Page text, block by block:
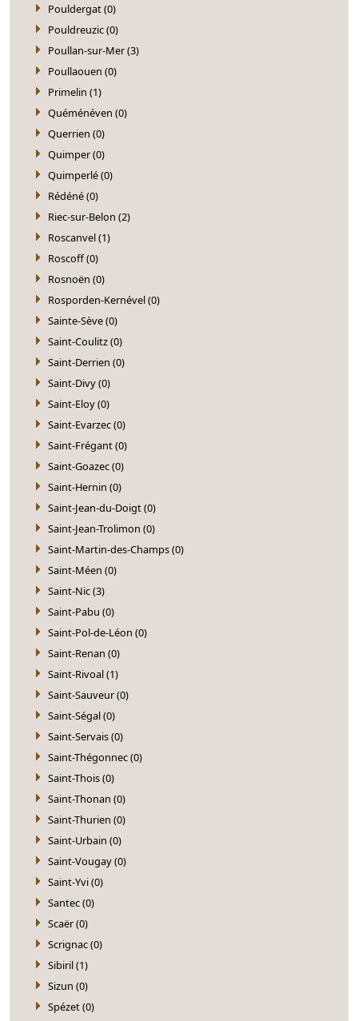
Pouldergat (0)
Pouldreuzic (0)
Poullan-sur-Mer (3)
Poullaouen (0)
Primelin (1)
Quéménéven (0)
Querrien (0)
Quimper (0)
Quimperlé (0)
Rédéné (0)
Riec-sur-Belon (2)
Roscanvel (1)
Roscoff (0)
Rosnoën (0)
Rosporden-Kernével (0)
Sainte-Sève (0)
Saint-Coulitz (0)
Saint-Derrien (0)
Saint-Divy (0)
Saint-Eloy (0)
Saint-Evarzec (0)
Saint-Frégant (0)
Saint-Goazec (0)
Saint-Hernin (0)
Saint-Jean-du-Doigt (0)
Saint-Jean-Trolimon (0)
Saint-Martin-des-Champs (0)
Saint-Méen (0)
Saint-Nic (3)
Saint-Pabu (0)
Saint-Pol-de-Léon (0)
Saint-Renan (0)
Saint-Rivoal (1)
Saint-Sauveur (0)
Saint-Ségal (0)
Saint-Servais (0)
Saint-Thégonnec (0)
Saint-Thois (0)
Saint-Thonan (0)
Saint-Thurien (0)
Saint-Urbain (0)
Saint-Vougay (0)
Saint-Yvi (0)
Santec (0)
Scaër (0)
Scrignac (0)
Sibiril (1)
Sizun (0)
Spézet (0)